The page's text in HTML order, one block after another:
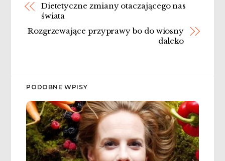
Dietetyczne zmiany otaczającego nas
świata
Rozgrzewające przyprawy bo do wiosny
daleko
PODOBNE WPISY